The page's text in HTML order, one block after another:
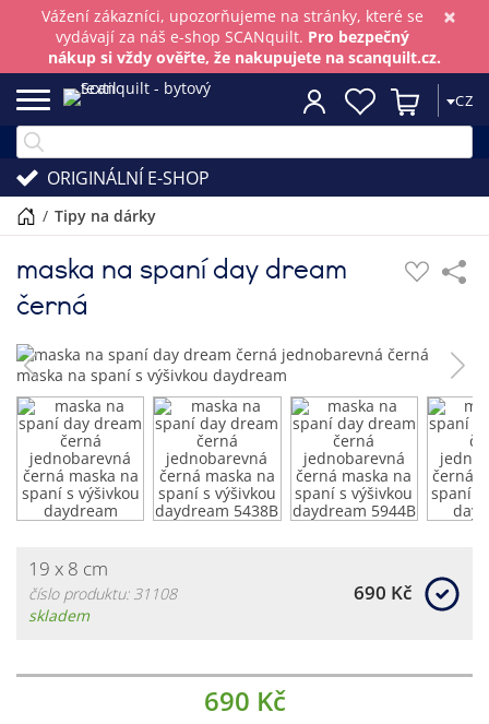
×
Vážení zákazníci, upozorňujeme na stránky, které se
vydávají za náš e-shop SCANquilt. Pro bezpečný
nákup si vždy ověřte, že nakupujete na scanquilt.cz.
CZ
ORIGINÁLNÍ E-SHOP
/ tipy na dárky
maska na spaní day dream
černá
19 x 8 cm
číslo produktu: 31108
skladem
690 Kč
690 Kč